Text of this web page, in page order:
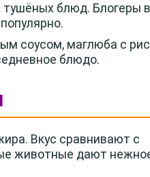
тушёных блюд. Блогеры в
соусом, маглюба с
блюдо.
Вкус сравнивают с
животные дают